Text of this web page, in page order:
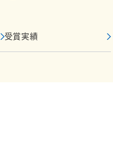
受賞実績